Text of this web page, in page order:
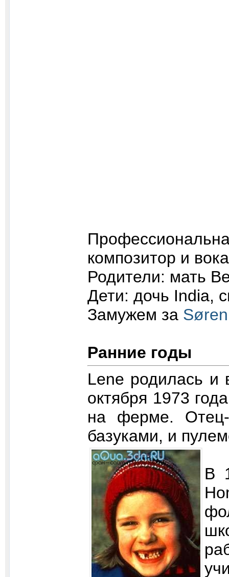
композитор и
Родители: мать
Дети: дочь India,
Замужем за
Ранние годы
Lene родилась и
октября 1973
на ферме. Отец-
базуками, и
В